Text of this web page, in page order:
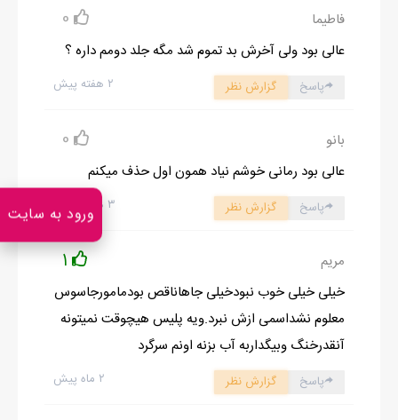
رئيست گفت اگه موفق بشى ارتقاء درجه ميگيرى...
حقوقتم ميره بالا....خوبه حداقل اينجورى کمک پدرت ميکنى...
بدبخت ديگه جون نداره بره بازار و بياد....
بلکه بازنشسته بشه بياد پيشم...منم از تنهايى در ميام!!!!
-جناب سرهنگ ديگه چى گفت؟
-ميگفت يهچند ماهى نبايد ببينيمت...ممکنه شناسايي بشى....
تازه بايد گيريمتم بکنن...
من که زياد راضى نبودم ولى سرهنگه گفت بايديه!
وگرنه ميشناسنت واسه ماهام خطرناک ميشه!!!
ادامه رمان در اپلیکیشن شروع مطالعه آنلاین رمان
فاطیما 0
عالی بود ولی آخرش بد تموم شد مگه جلد دومم داره ؟
۲ هفته پیش پاسخ گزارش نظر
بانو 0
عالی بود رمانی خوشم نیاد همون اول حذف میکنم
۳ هفته پیش پاسخ گزارش نظر
مریم 1
خیلی خیلی خوب نبودخیلی جاهاناقص بودمامورجاسوس
معلوم نشداسمی ازش نبرد.ویه پلیس هیچوقت نمیتونه
آنقدرخنگ وبیگداربه آب بزنه اونم سرگرد
۲ ماه پیش پاسخ گزارش نظر
ورود به سایت